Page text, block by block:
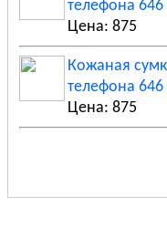
телефона 646
Цена: 875
Кожаная
телефона 646
Цена: 875